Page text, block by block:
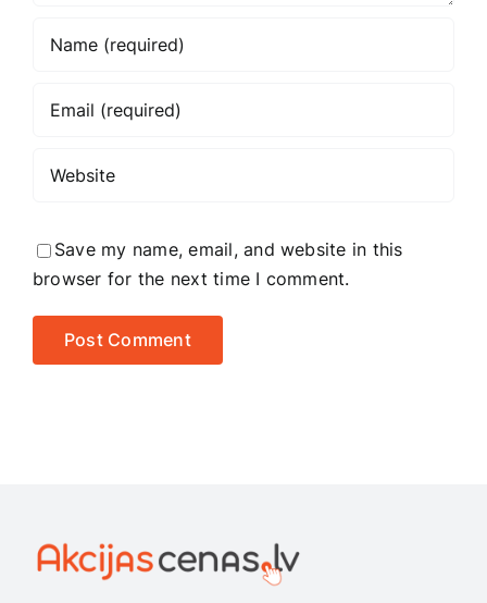
Save my name, email, and website in this
browser for the next time I comment.